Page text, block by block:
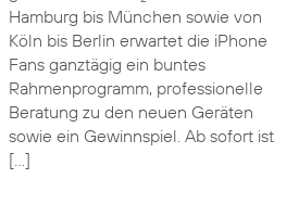
Hamburg bis München sowie von
Köln bis Berlin erwartet die iPhone
Fans ganztägig ein buntes
Rahmenprogramm, professionelle
Beratung zu den neuen Geräten
sowie ein Gewinnspiel. Ab sofort ist
[…]